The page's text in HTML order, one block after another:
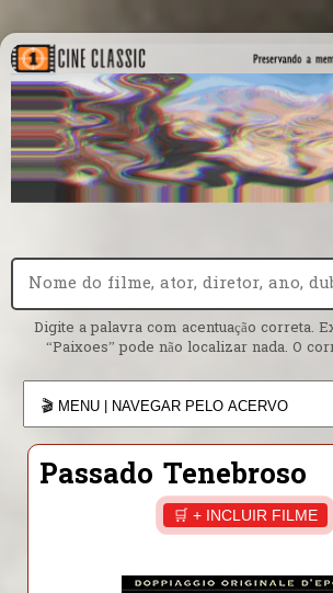
Digite a palavra com acentuação correta.
“Paixoes” pode não localizar nada. O
Passado Tenebroso
🛒 + INCLUIR FILME